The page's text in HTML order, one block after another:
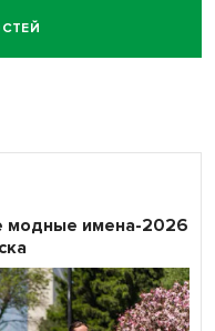
объявляет
модные имена-2026